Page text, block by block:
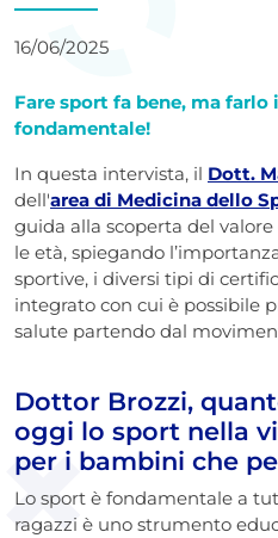
16/06/2025
Fare sport fa bene, ma farlo
fondamentale!
In questa intervista, il Dott.
dell'area di Medicina dello
guida alla scoperta del
le età, spiegando
sportive, i diversi tipi di
integrato con cui è possibile
salute partendo dal
Dottor Brozzi,
oggi lo sport nella
per i bambini che
Lo sport è fondamentale a
ragazzi è uno strumento